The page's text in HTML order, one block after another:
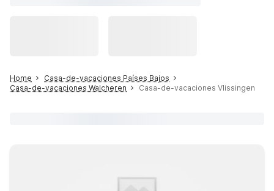
Home
Casa-de-vacaciones Países Bajos
Casa-de-vacaciones Walcheren
Casa-de-vacaciones Vlissingen